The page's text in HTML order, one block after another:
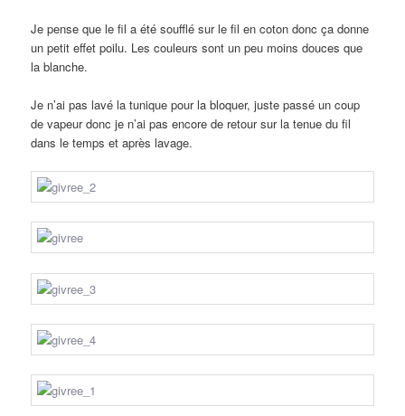
Je pense que le fil a été soufflé sur le fil en coton donc ça donne
un petit effet poilu. Les couleurs sont un peu moins douces que
la blanche.
Je n’ai pas lavé la tunique pour la bloquer, juste passé un coup
de vapeur donc je n’ai pas encore de retour sur la tenue du fil
dans le temps et après lavage.